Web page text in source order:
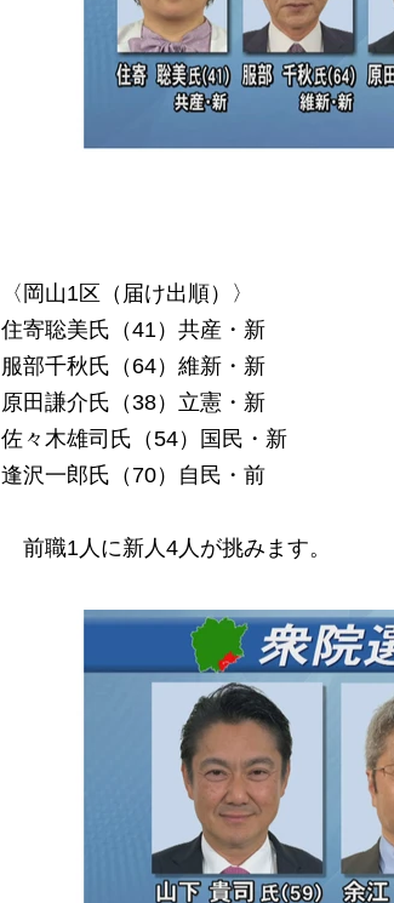
〈岡山1区（届け出順）〉
住寄聡美氏（41）共産・新
服部千秋氏（64）維新・新
原田謙介氏（38）立憲・新
佐々木雄司氏（54）国民・新
逢沢一郎氏（70）自民・前
前職1人に新人4人が挑みます。